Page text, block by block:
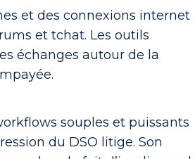
et des connexions internet
et tchat. Les outils
échanges autour de la
souples et puissants
du DSO litige. Son